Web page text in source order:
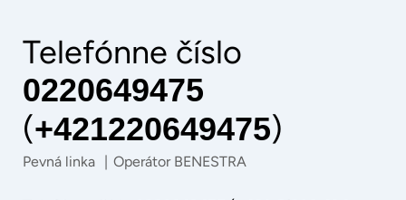
Telefónne číslo
0220649475
(+421220649475)
Pevná linka | Operátor BENESTRA